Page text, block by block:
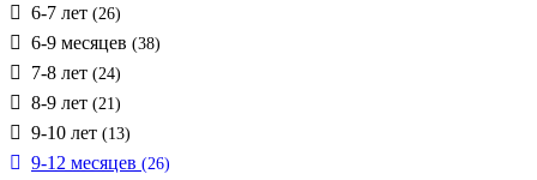
6-7 лет (26)
6-9 месяцев (38)
7-8 лет (24)
8-9 лет (21)
9-10 лет (13)
9-12 месяцев (26)